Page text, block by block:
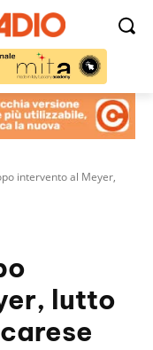
intervento al Meyer,
lutto